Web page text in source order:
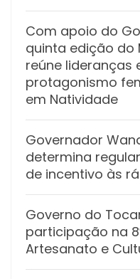
Com apoio do
quinta edição do
reúne lideranças
protagonismo
em Natividade
Governador
determina
de incentivo às
Governo do
participação na
Artesanato e